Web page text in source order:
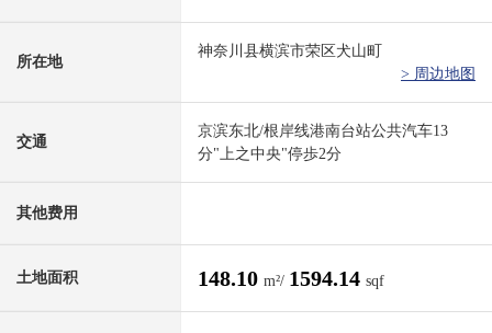
所在地
神奈川县横滨市荣区犬山町
> 周边地图
交通
京滨东北/根岸线港南台站公共汽车13
分"上之中央"停歩2分
其他费用
土地面积 148.10 m²/ 1594.14 sqf